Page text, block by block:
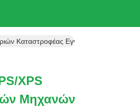
Καταστροφέας Εγγράφων Αφρού
XPS
Μηχανών